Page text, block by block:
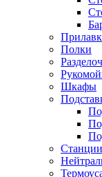
Полки
Шкафы